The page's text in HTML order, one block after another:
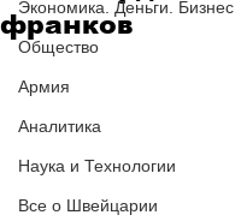
Экономика. Деньги. Бизнес
Общество
Армия
Аналитика
Наука и Технологии
Все о Швейцарии
франков